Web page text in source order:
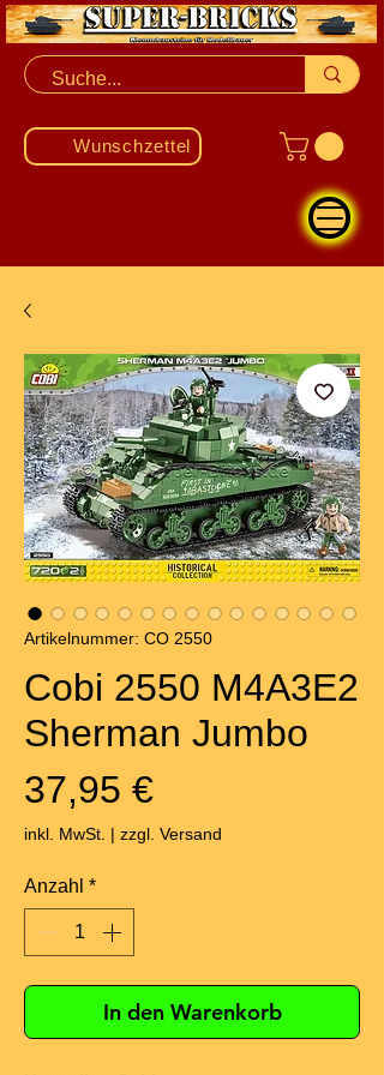
Wunschzettel
Artikelnummer: CO 2550
Cobi 2550 M4A3E2
Sherman Jumbo
37,95 €Preis
inkl. MwSt. | zzgl. Versand
Anzahl *
In den Warenkorb